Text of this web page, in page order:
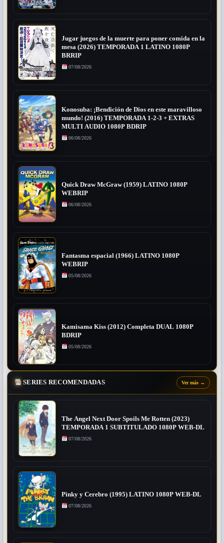
Jugar juegos de la muerte para poner comida en la
mesa (2026) TEMPORADA 1 LATINO 1080P
BRRIP
07/08/2026
Konosuba: ¡Bendición de Dios en este maravilloso
mundo! (2016) TEMPORADA 1-2-3 + EXTRAS
MULTI AUDIO 1080P BDRIP
06/08/2026
Quick Draw McGraw (1959) LATINO 1080P
WEBRIP
06/08/2026
Fantasma espacial (1966) LATINO 1080P
WEBRIP
05/08/2026
Kamisama Kiss (2012) Completa DUAL 1080P
BDRIP
05/08/2026
SERIES RECOMENDADAS Ver más →
The Angel Next Door Spoils Me Rotten (2023)
TEMPORADA 1 SUBTITULADO 1080P WEB-DL
07/08/2026
Pinky y Cerebro (1995) LATINO 1080P WEB-DL
07/08/2026